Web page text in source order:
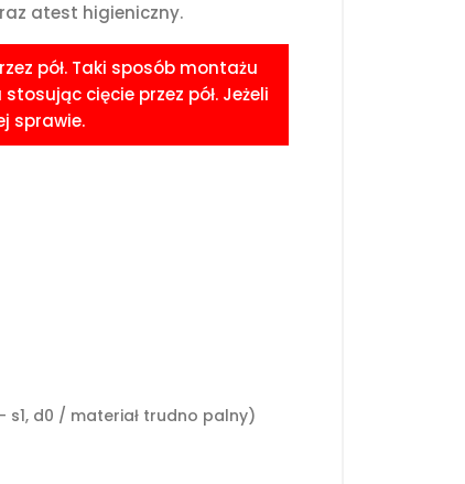
atest higieniczny.
pół. Taki sposób montażu
cięcie przez pół. Jeżeli
sprawie.
s1, d0 / materiał trudno palny)